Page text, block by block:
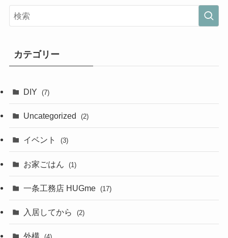
カテゴリー
DIY (7)
Uncategorized (2)
イベント (3)
お家ごはん (1)
一条工務店 HUGme (17)
入居してから (2)
外構